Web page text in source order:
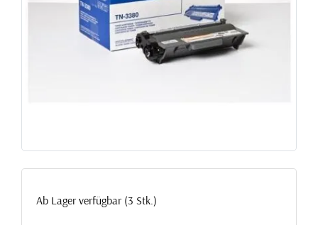
Ab Lager verfügbar (3 Stk.)